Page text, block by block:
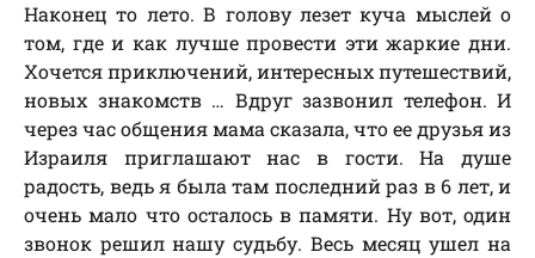
Наконец то лето. В голову лезет куча мыслей о
том, где и как лучше провести эти жаркие дни.
Хочется приключений, интересных путешествий,
новых знакомств … Вдруг зазвонил телефон. И
через час общения мама сказала, что ее друзья из
Израиля приглашают нас в гости. На душе
радость, ведь я была там последний раз в 6 лет, и
очень мало что осталось в памяти. Ну вот, один
звонок решил нашу судьбу. Весь месяц ушел на